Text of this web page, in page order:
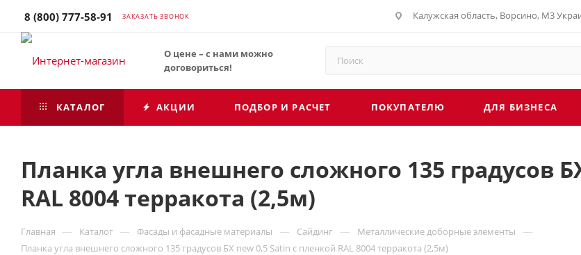
8 (800) 777-58-91 ЗАКАЗАТЬ ЗВОНОК Калужская область, Ворсино, М3
О цене – с нами можно
договориться!
КАТАЛОГ АКЦИИ ПОДБОР И РАСЧЕТ ПОКУПАТЕЛЮ ДЛЯ БИЗНЕСА
Планка угла внешнего сложного 135 градусов
RAL 8004 терракота (2,5м)
Главная — Каталог — Фасады и фасадные материалы — Сайдинг — Металлические доборные элементы —
Планка угла внешнего сложного 135 градусов БХ new 0,5 Satin с пленкой RAL 8004 терракота (2,5м)